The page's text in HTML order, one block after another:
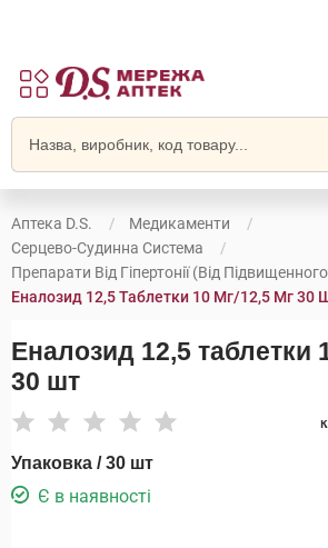
Аптека D.S.
Медикаменти
Серцево-Судинна Система
Препарати Від Гіпертонії (від
Еналозид 12,5 Таблетки 10 Мг/12,5 Мг 30
Еналозид 12,5 таблетки
30 шт
Упаковка / 30 шт
Є в наявності